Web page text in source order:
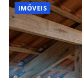
IMÓVEIS